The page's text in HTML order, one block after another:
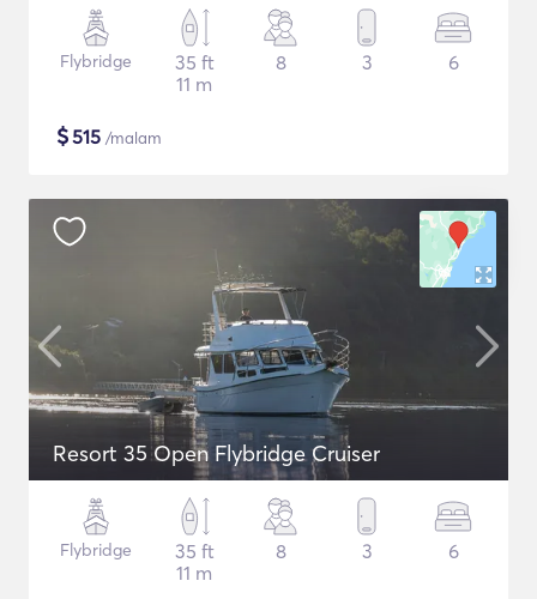
Flybridge
35 ft
11 m
8 3 6
$515 /malam
Resort 35 Open Flybridge Cruiser
Flybridge
35 ft
11 m
8 3 6